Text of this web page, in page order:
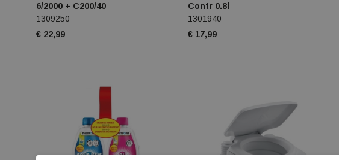
6/2000 + C200/40
1309250
€ 22,99
Contr 0.8l
1301940
€ 17,99